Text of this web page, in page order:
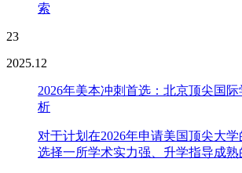
索
23
2025.12
2026年美本冲刺首选：北京顶尖国
析
对于计划在2026年申请美国顶尖大学
选择一所学术实力强、升学指导成